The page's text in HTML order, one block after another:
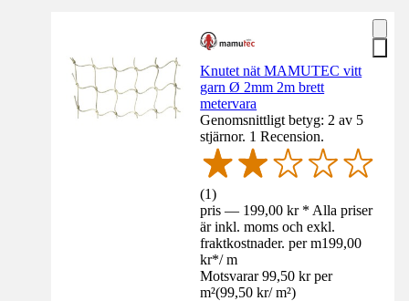
Knutet nät MAMUTEC vitt
garn Ø 2mm 2m brett
metervara
Genomsnittligt betyg: 2 av 5
stjärnor. 1 Recension.
(1)
pris — 199,00 kr * Alla priser
är inkl. moms och exkl.
fraktkostnader. per m199,00
kr*/ m
Motsvarar 99,50 kr per
m²(99,50 kr/ m²)